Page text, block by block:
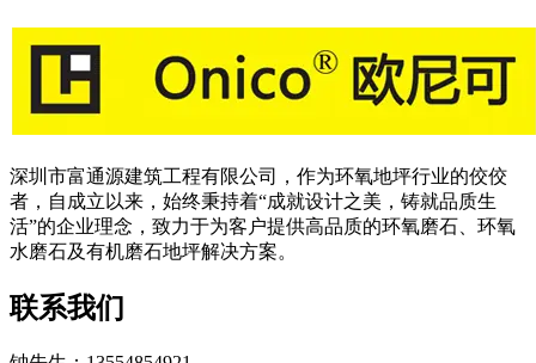
深圳市富通源建筑工程有限公司，作为环氧地坪行业的佼佼
者，自成立以来，始终秉持着“成就设计之美，铸就品质生
活”的企业理念，致力于为客户提供高品质的环氧磨石、环氧
水磨石及有机磨石地坪解决方案。
联系我们